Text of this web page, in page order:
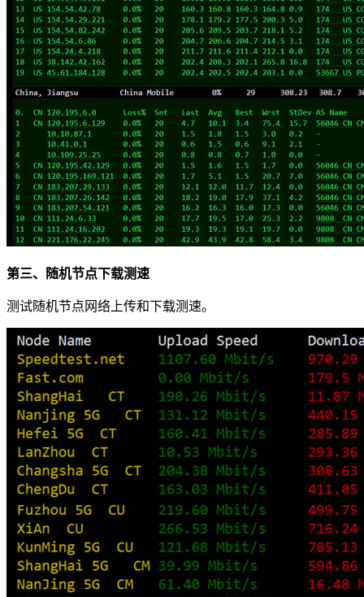
第三、随机节点下载测速
测试随机节点网络上传和下载测速。